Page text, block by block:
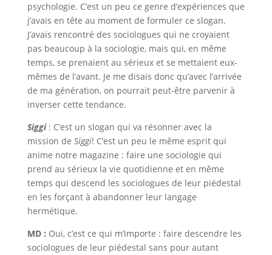
psychologie. C’est un peu ce genre d’expériences que
j’avais en tête au moment de formuler ce slogan.
J’avais rencontré des sociologues qui ne croyaient
pas beaucoup à la sociologie, mais qui, en même
temps, se prenaient au sérieux et se mettaient eux-
mêmes de l’avant. Je me disais donc qu’avec l’arrivée
de ma génération, on pourrait peut-être parvenir à
inverser cette tendance.
Siggi: C’est un slogan qui va résonner avec la
mission de Siggi! C’est un peu le même esprit qui
anime notre magazine : faire une sociologie qui
prend au sérieux la vie quotidienne et en même
temps qui descend les sociologues de leur piédestal
en les forçant à abandonner leur langage
hermétique.
MD : Oui, c’est ce qui m’importe : faire descendre les
sociologues de leur piédestal sans pour autant